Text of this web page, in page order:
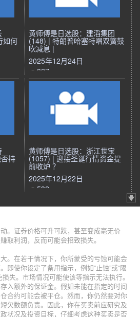
如何
黄师傅是日选股：建滔集团
(148) | 特朗普哈塞特唱双簧鼓
吹减息 |
2025年12月24日
827
持
黄师傅是日选股：浙江世宝
(1057) | 迎接圣诞行情资金提
前收炉 ？
2025年12月22日
532
。证券价格可升可跌，甚至变成毫无价
取利润，反而可能会招致损失。
。在若干情况下，你所蒙受的亏蚀可能会
即使你设定了备用指示，例如“止蚀”或“限
失。市场情况可能使该等指示无法执行。
入额外的保证金。假如未能在指定的时间
合约可能会被平仓。然而，你仍然要对你
欠数额负责。因此，你在买卖前应研究及
状况及投资目标，仔细考虑这种买卖是否